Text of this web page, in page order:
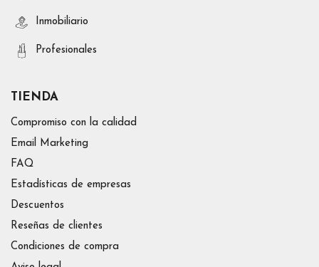
Inmobiliario
Profesionales
TIENDA
Compromiso con la calidad
Email Marketing
FAQ
Estadísticas de empresas
Descuentos
Reseñas de clientes
Condiciones de compra